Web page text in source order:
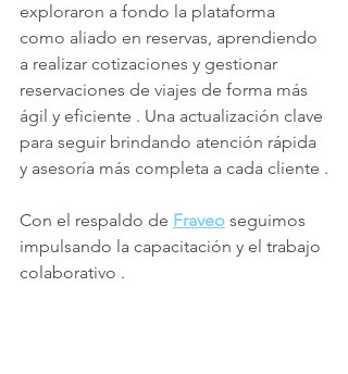
exploraron a fondo la plataforma
como aliado en reservas, aprendiendo
a realizar cotizaciones y gestionar
reservaciones de viajes de forma más
ágil y eficiente . Una actualización clave
para seguir brindando atención rápida
y asesoría más completa a cada cliente .
Con el respaldo de Fraveo seguimos
impulsando la capacitación y el trabajo
colaborativo .